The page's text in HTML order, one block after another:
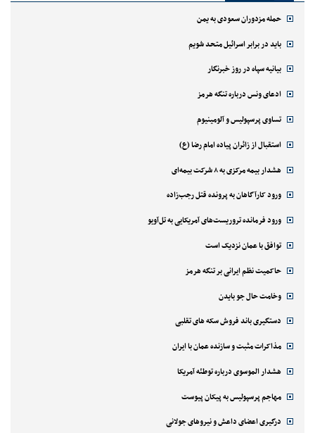
حمله مزدوران سعودی به یمن
باید در برابر اسرائیل متحد شویم
بیانیه سپاه در روز خبرنگار
ادعای ونس درباره تنگه هرمز
تساوی پرسپولیس و آلومینیوم
استقبال از زائران پیاده امام رضا (ع)
هشدار بیمه مرکزی به ۸ شرکت بیمه‌ای
ورود کارآگاهان به پرونده قتل رجب‌زاده
ورود فرمانده تروریست‌های آمریکایی به تل‌آویو
توافق با عمان نزدیک است
حاکمیت نظم ایرانی بر تنگه هرمز
وخامت حال جو بایدن
دستگیری باند فروش سکه های تقلبی
مذاکرات مثبت و سازنده عمان با ایران
هشدار الموسوی درباره توطئه آمریکا
مهاجم پرسپولیس به پیکان پیوست
درگیری اعضای داعش و نیروهای جولانی